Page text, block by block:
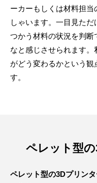
ーカーもしくは材料担
しゃいます。一目見た
つかう材料の状況を判
なと感じさせられます
がどう変わるかという観
す。
ペレット型
ペレット型の3Dプリン